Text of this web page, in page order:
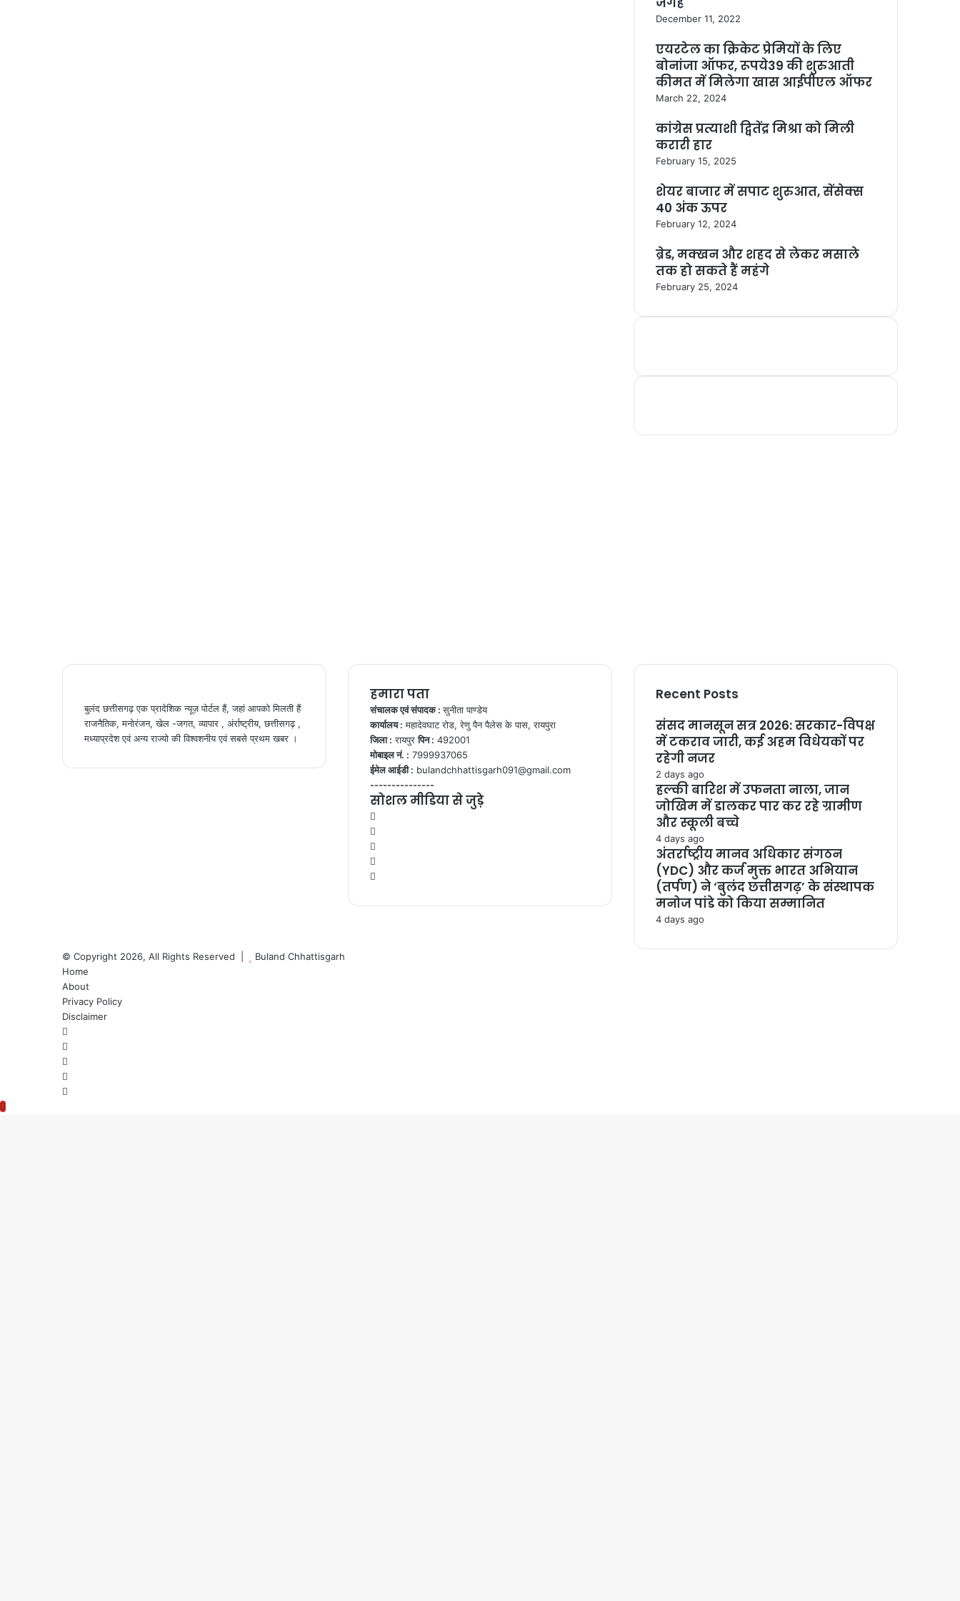
December 11, 2022
एयरटेल का क्रिकेट प्रेमियों के लिए
बोनांजा ऑफर, रूपये39 की शुरुआती
कीमत में मिलेगा खास आईपीएल ऑफर
March 22, 2024
कांग्रेस प्रत्याशी द्वितेंद्र मिश्रा को मिली
करारी हार
February 15, 2025
शेयर बाजार में सपाट शुरुआत, सेंसेक्स
40 अंक ऊपर
February 12, 2024
ब्रेड, मक्खन और शहद से लेकर मसाले
तक हो सकते हैं महंगे
February 25, 2024
बुलंद छत्तीसगढ़ एक प्रादेशिक न्यूज़ पोर्टल हैं, जहां आपको मिलती हैं
राजनैतिक, मनोरंजन, खेल -जगत, व्यापार , अंर्राष्ट्रीय, छत्तीसगढ़ ,
मध्याप्रदेश एवं अन्य राज्यो की विश्वशनीय एवं सबसे प्रथम खबर ।
हमारा पता
संचालक एवं संपादक :सुनीता पाण्डेय
कार्यालय : महादेवघाट रोड, रेणु पैन पैलेस के पास, रायपुरा
जिला : रायपुरपिन : 492001
मोबाइल नं. : 7999937065
ईमेल आईडी : bulandchhattisgarh091@gmail.com
---------------
सोशल मीडिया से जुड़े
Recent Posts
संसद मानसून सत्र 2026: सरकार-विपक्ष
में टकराव जारी, कई अहम विधेयकों पर
रहेगी नजर
2 days ago
हल्की बारिश में उफनता नाला, जान
जोखिम में डालकर पार कर रहे ग्रामीण
और स्कूली बच्चे
4 days ago
अंतर्राष्ट्रीय मानव अधिकार संगठन
(YDC) और कर्ज मुक्त भारत अभियान
(तर्पण) ने ‘बुलंद छत्तीसगढ़’ के संस्थापक
मनोज पांडे को किया सम्मानित
4 days ago
© Copyright 2026, All Rights Reserved |
Buland Chhattisgarh
Home
About
Privacy Policy
Disclaimer